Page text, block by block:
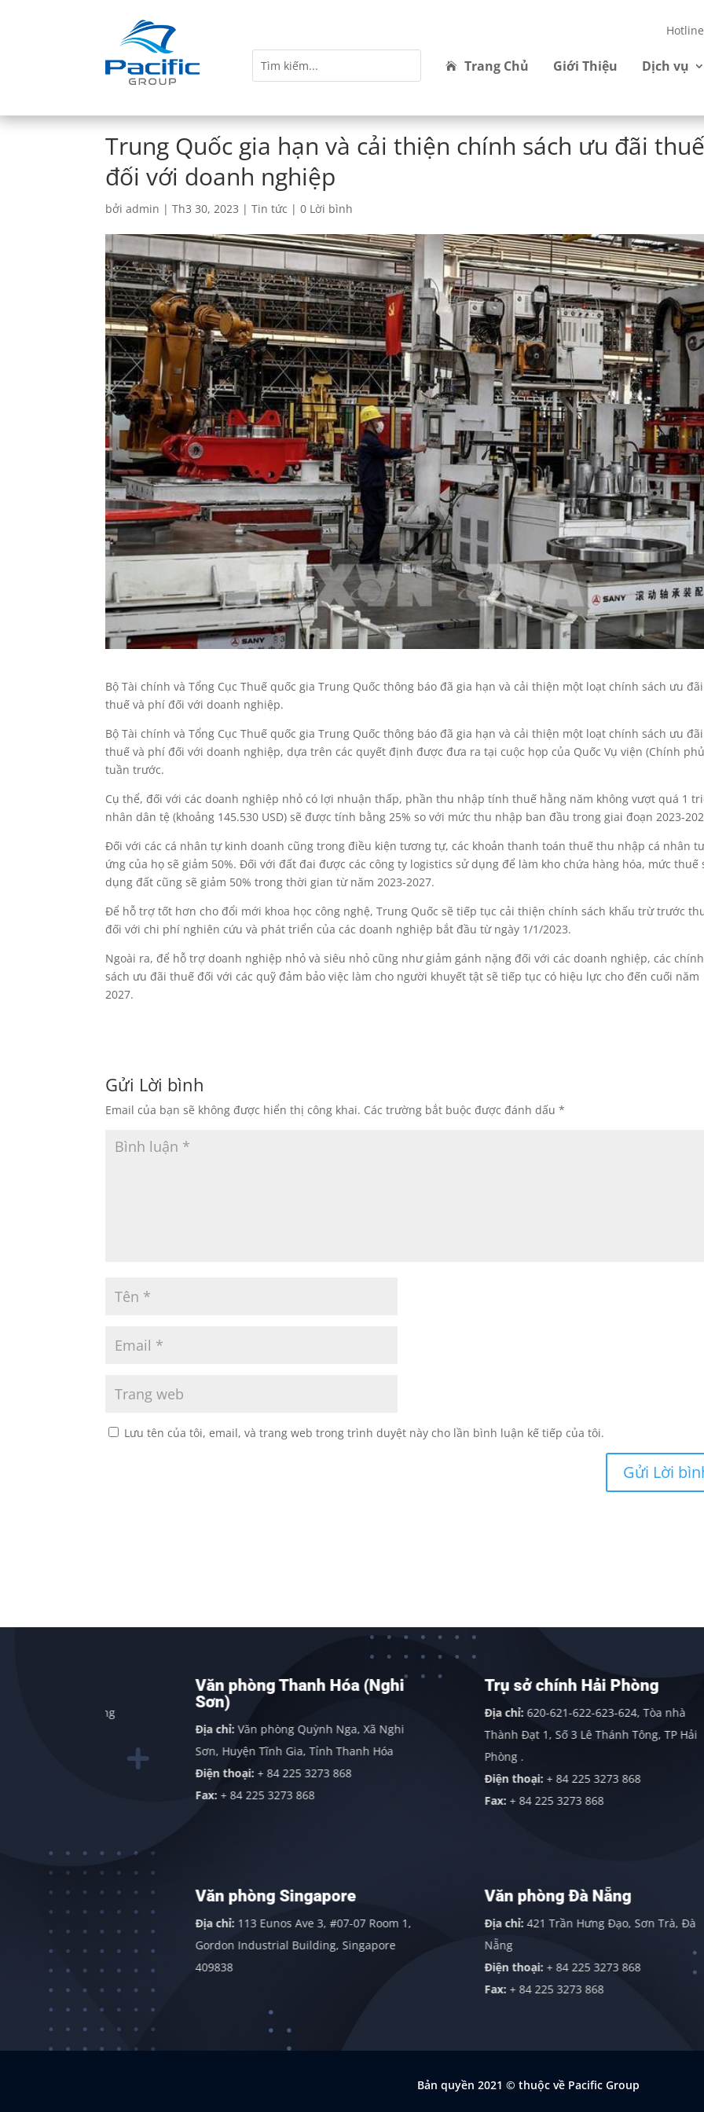
Trang Chủ Giới Thiệu Dịch vụ
Trung Quốc gia hạn và cải thiện chính sách ưu đãi thuế
đối với doanh nghiệp
bởiadmin |Th3 30, 2023 |Tin tức |0 Lời bình
Bộ Tài chính và Tổng Cục Thuế quốc gia Trung Quốc thông báo đã gia hạn và cải thiện một loạt chính sách ưu
thuế và phí đối với doanh nghiệp.
Bộ Tài chính và Tổng Cục Thuế quốc gia Trung Quốc thông báo đã gia hạn và cải thiện một loạt chính sách ưu
thuế và phí đối với doanh nghiệp, dựa trên các quyết định được đưa ra tại cuộc họp của Quốc Vụ viện (Chính
tuần trước.
Cụ thể, đối với các doanh nghiệp nhỏ có lợi nhuận thấp, phần thu nhập tính thuế hằng năm không vượt quá 1
nhân dân tệ (khoảng 145.530 USD) sẽ được tính bằng 25% so với mức thu nhập ban đầu trong giai đoạn 2023-
Đối với các cá nhân tự kinh doanh cũng trong điều kiện tương tự, các khoản thanh toán thuế thu nhập cá nhân
ứng của họ sẽ giảm 50%. Đối với đất đai được các công ty logistics sử dụng để làm kho chứa hàng hóa, mức thuế
dụng đất cũng sẽ giảm 50% trong thời gian từ năm 2023-2027.
Để hỗ trợ tốt hơn cho đổi mới khoa học công nghệ, Trung Quốc sẽ tiếp tục cải thiện chính sách khấu trừ trước
đối với chi phí nghiên cứu và phát triển của các doanh nghiệp bắt đầu từ ngày 1/1/2023.
Ngoài ra, để hỗ trợ doanh nghiệp nhỏ và siêu nhỏ cũng như giảm gánh nặng đối với các doanh nghiệp, các chính
sách ưu đãi thuế đối với các quỹ đảm bảo việc làm cho người khuyết tật sẽ tiếp tục có hiệu lực cho đến cuối năm
2027.
Gửi Lời bình
Email của bạn sẽ không được hiển thị công khai. Các trường bắt buộc được đánh dấu*
Lưu tên của tôi, email, và trang web trong trình duyệt này cho lần bình luận kế tiếp của tôi.
Văn phòng Thanh Hóa (Nghi
Văn phòng Quỳnh Nga, Xã Nghi
Sơn, Huyện Tĩnh Gia, Tỉnh Thanh Hóa
Điện thoại:
+ 84 225 3273 868
+ 84 225 3273 868
Trụ sở chính Hải Phòng
620-621-622-623-624, Tòa nhà
Thành Đạt 1, Số 3 Lê Thánh Tông, TP Hải
+ 84 225 3273 868
+ 84 225 3273 868
Văn phòng Singapore
113 Eunos Ave 3, #07-07 Room 1,
Gordon Industrial Building, Singapore
409838
Văn phòng Đà Nẵng
421 Trần Hưng Đạo, Sơn Trà, Đà
+ 84 225 3273 868
+ 84 225 3273 868
Bản quyền 2021 © thuộc về Pacific Group